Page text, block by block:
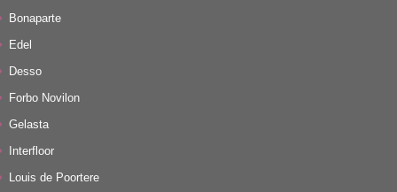
Bonaparte
Edel
Desso
Forbo Novilon
Gelasta
Interfloor
Louis de Poortere